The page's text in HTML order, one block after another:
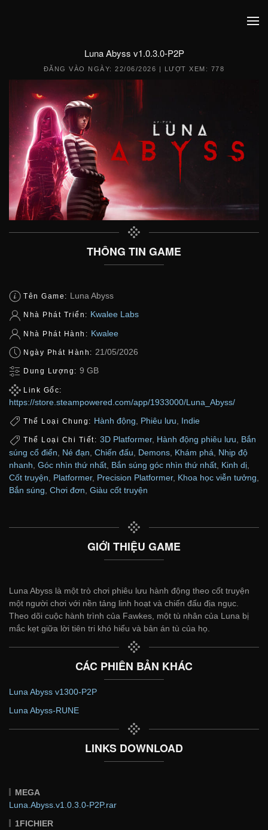
Luna Abyss v1.0.3.0-P2P
ĐĂNG VÀO NGÀY:22/06/2026 | LƯỢT XEM: 778
THÔNG TIN GAME
Tên Game: Luna Abyss
Nhà Phát Triển: Kwalee Labs
Nhà Phát Hành: Kwalee
Ngày Phát Hành: 21/05/2026
Dung Lượng: 9 GB
Link Gốc:
https://store.steampowered.com/app/1933000/Luna_Abyss/
Thể Loại Chung: Hành động Phiêu lưu Indie
Thể Loại Chi Tiết: 3D Platformer, Hành động phiêu lưu, Bắn
súng cổ điển
Né đạn Chiến đấu Demons Khám phá
Nhịp độ
nhanh Góc nhìn thứ nhất Bắn súng góc nhìn thứ nhất Kinh dị
Cốt truyện
Platformer, Precision Platformer, Khoa học viễn tưởng
Bắn súng Chơi đơn Giàu cốt truyện
GIỚI THIỆU GAME
Luna Abyss là một trò chơi phiêu lưu hành động theo cốt truyện
một người chơi với nền tảng linh hoạt và chiến đấu địa ngục.
Theo dõi cuộc hành trình của Fawkes, một tù nhân của Luna bị
mắc kẹt giữa lời tiên tri khó hiểu và bản án tù của họ.
CÁC PHIÊN BẢN KHÁC
Luna Abyss v1300-P2P
Luna Abyss-RUNE
LINKS DOWNLOAD
MEGA
Luna.Abyss.v1.0.3.0-P2P.rar
1FICHIER